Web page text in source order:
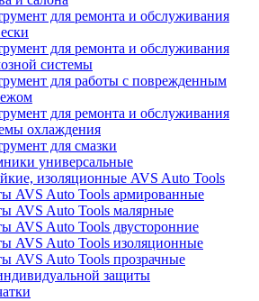
для ремонта и обслуживания
для ремонта и обслуживания
системы
для работы с поврежденным
для ремонта и обслуживания
охлаждения
для смазки
универсальные
изоляционные AVS Auto Tools
AVS Auto Tools армированные
AVS Auto Tools малярные
AVS Auto Tools двусторонние
AVS Auto Tools изоляционные
AVS Auto Tools прозрачные
защиты